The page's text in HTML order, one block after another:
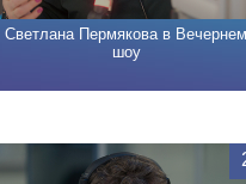
Светлана Пермякова в
шоу